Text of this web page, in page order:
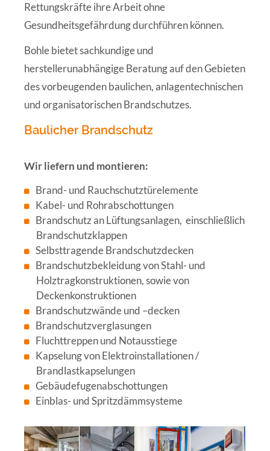
Rettungskräfte ihre Arbeit ohne
Gesundheitsgefährdung durchführen können.
Bohle bietet sachkundige und
herstellerunabhängige Beratung auf den Gebieten
des vorbeugenden baulichen, anlagentechnischen
und organisatorischen Brandschutzes.
Baulicher Brandschutz
Wir liefern und montieren:
Brand- und Rauchschutztürelemente
Kabel- und Rohrabschottungen
Brandschutz an Lüftungsanlagen, einschließlich
Brandschutzklappen
Selbsttragende Brandschutzdecken
Brandschutzbekleidung von Stahl- und
Holztragkonstruktionen, sowie von
Deckenkonstruktionen
Brandschutzwände und –decken
Brandschutzverglasungen
Fluchttreppen und Notausstiege
Kapselung von Elektroinstallationen /
Brandlastkapselungen
Gebäudefugenabschottungen
Einblas- und Spritzdämmsysteme